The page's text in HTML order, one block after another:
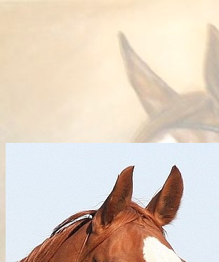
Fannie
zweifache
Züchter: